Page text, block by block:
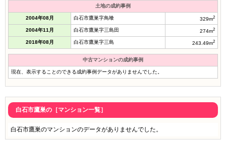
土地の成約事例
2004年08月 白石市鷹巣字鳥喰 329m2
2004年11月 白石市鷹巣字三島田 274m2
2018年08月 白石市鷹巣字三島 243.49m2
中古マンションの成約事例
現在、表示することのできる成約事例データがありませんでした。
白石市鷹巣の［マンション一覧］
白石市鷹巣のマンションのデータがありませんでした。